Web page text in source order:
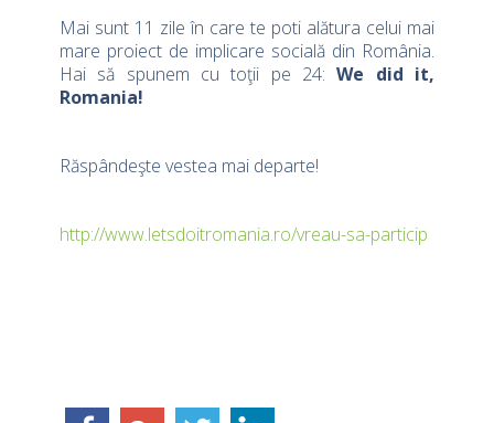
Mai sunt 11 zile în care te poti alătura celui mai
mare proiect de implicare socială din România.
Hai să spunem cu toţii pe 24:We did it,
Romania!
Răspândeşte vestea mai departe!
http://www.letsdoitromania.ro/vreau-sa-particip